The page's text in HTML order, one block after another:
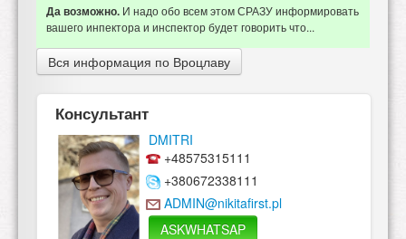
Да возможно. И надо обо всем этом СРАЗУ информировать
вашего инпектора и инспектор будет говорить что...
Вся информация по Вроцлаву
Консультант
DMITRI
+48575315111
+380672338111
ADMIN@nikitafirst.pl
ASKWHATSAP